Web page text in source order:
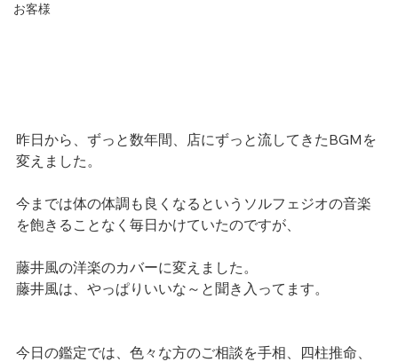
お客様
昨日から、ずっと数年間、店にずっと流してきたBGMを
変えました。
今までは体の体調も良くなるというソルフェジオの音楽
を飽きることなく毎日かけていたのですが、
藤井風の洋楽のカバーに変えました。
藤井風は、やっぱりいいな～と聞き入ってます。
今日の鑑定では、色々な方のご相談を手相、四柱推命、